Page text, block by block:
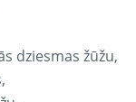
dziesmas žūžu,